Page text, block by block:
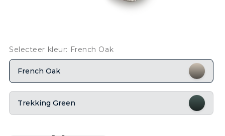
Selecteer kleur: French Oak
French Oak
Trekking Green